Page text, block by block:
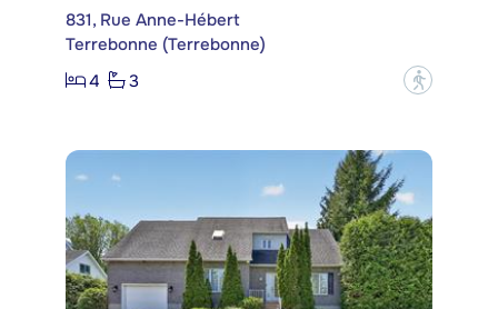
831, Rue Anne-Hébert
Terrebonne (Terrebonne)
4
3 ?